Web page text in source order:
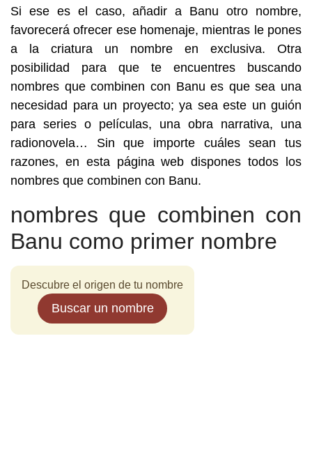
Si ese es el caso, añadir a Banu otro nombre,
favorecerá ofrecer ese homenaje, mientras le pones
a la criatura un nombre en exclusiva. Otra
posibilidad para que te encuentres buscando
nombres que combinen con Banu es que sea una
necesidad para un proyecto; ya sea este un guión
para series o películas, una obra narrativa, una
radionovela… Sin que importe cuáles sean tus
razones, en esta página web dispones todos los
nombres que combinen con Banu.
nombres que combinen con
Banu como primer nombre
Descubre el origen de tu nombre
Buscar un nombre